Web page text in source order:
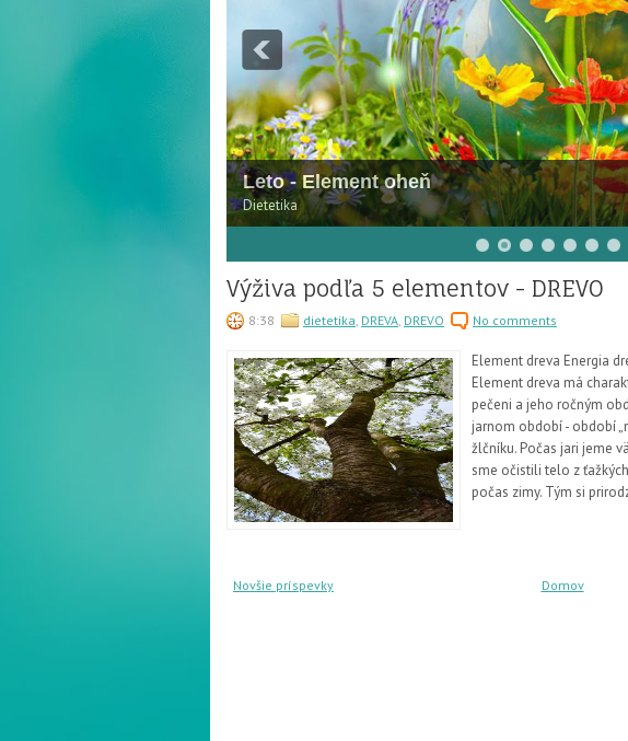
Leto - Element oheň
Dietetika
Výživa podľa 5 elementov - DREVO
8:38 dietetika, DREVA, DREVO No comments
Element dreva Energia
Element dreva má
pečeni a jeho ročným
jarnom období - období
žlčníku. Počas jari jeme
sme očistili telo z
počas zimy. Tým si
Novšie príspevky Domov